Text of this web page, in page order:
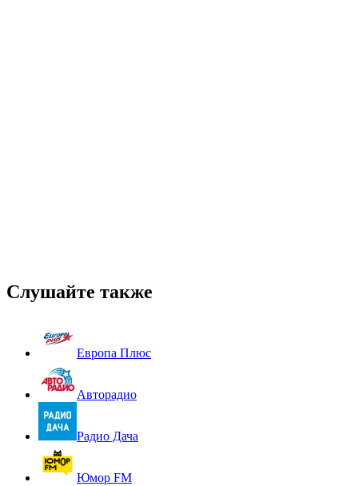
Слушайте также
Европа Плюс
Авторадио
Радио Дача
Юмор FM